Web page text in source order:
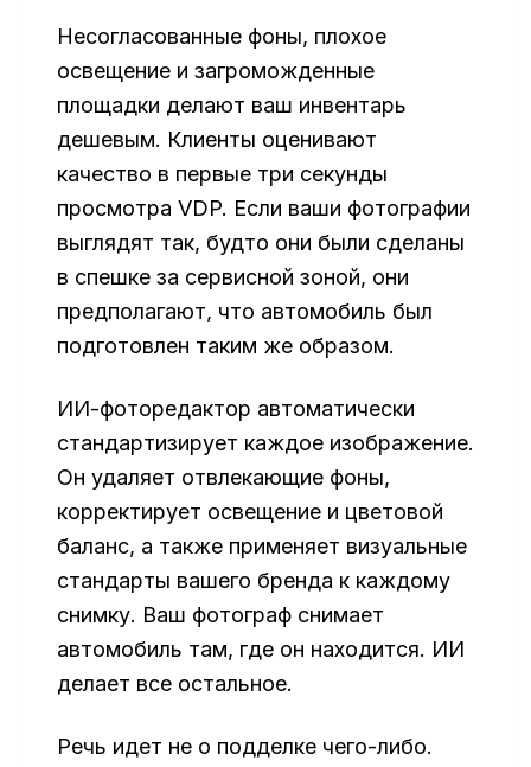
Несогласованные фоны, плохое
освещение и загроможденные
площадки делают ваш инвентарь
дешевым. Клиенты оценивают
качество в первые три секунды
просмотра VDP. Если ваши фотографии
выглядят так, будто они были сделаны
в спешке за сервисной зоной, они
предполагают, что автомобиль был
подготовлен таким же образом.
ИИ-фоторедактор автоматически
стандартизирует каждое изображение.
Он удаляет отвлекающие фоны,
корректирует освещение и цветовой
баланс, а также применяет визуальные
стандарты вашего бренда к каждому
снимку. Ваш фотограф снимает
автомобиль там, где он находится. ИИ
делает все остальное.
Речь идет не о подделке чего-либо.